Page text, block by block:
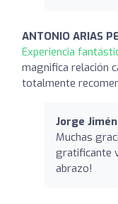
ANTONIO ARIAS
Experiencia
magnifica relación
totalmente
Jorge
Muchas
gratificante
abrazo!